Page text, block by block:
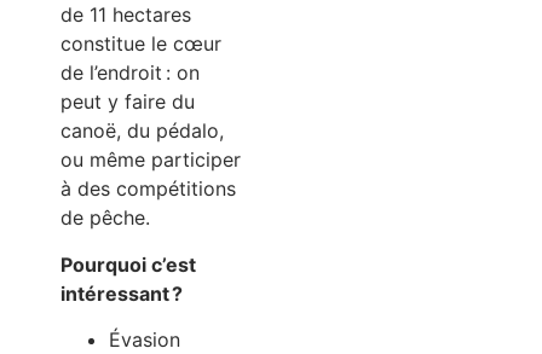
de 11 hectares
constitue le cœur
de l’endroit : on
peut y faire du
canoë, du pédalo,
ou même participer
à des compétitions
de pêche.
Pourquoi c’est
intéressant ?
Évasion